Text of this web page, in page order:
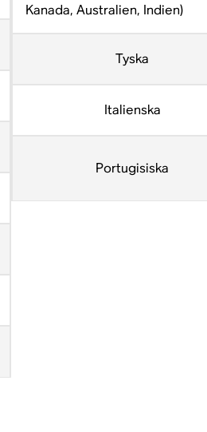
Kanada, Australien, Indien)
Tyska
Italienska
Portugisiska